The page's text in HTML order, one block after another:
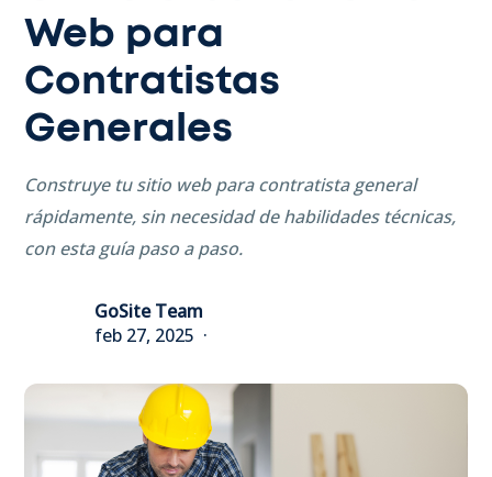
Web para
Contratistas
Generales
Construye tu sitio web para contratista general
rápidamente, sin necesidad de habilidades técnicas,
con esta guía paso a paso.
GoSite Team
feb 27, 2025